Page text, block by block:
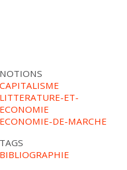
NOTIONS
CAPITALISME
LITTERATURE-ET-
ECONOMIE
ECONOMIE-DE-MARCHE
TAGS
BIBLIOGRAPHIE